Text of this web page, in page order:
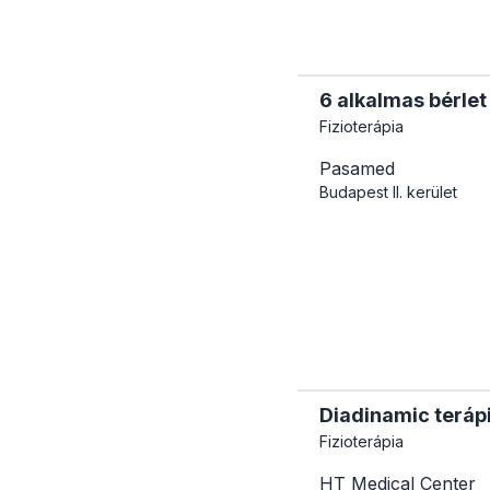
6 alkalmas bérlet
Fizioterápia
Pasamed
Budapest II. kerület
Diadinamic
Fizioterápia
HT Medical Center